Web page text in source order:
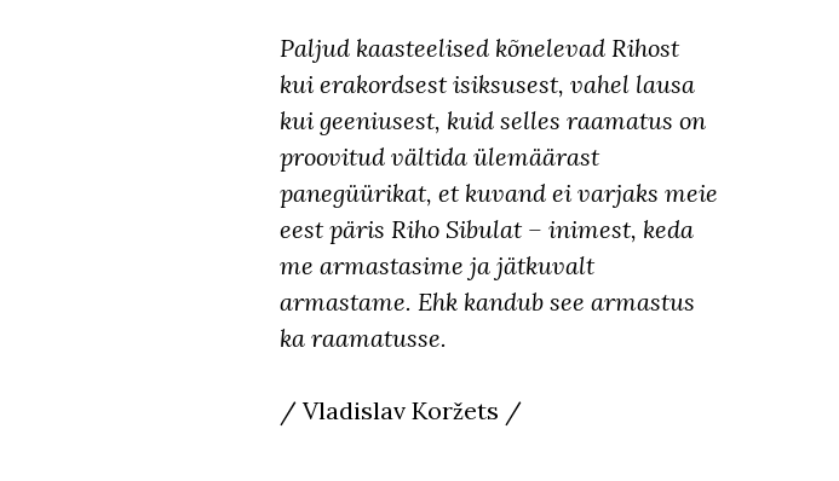
Paljud kaasteelised kõnelevad Rihost
kui erakordsest isiksusest, vahel lausa
kui geeniusest, kuid selles raamatus on
proovitud vältida ülemäärast
panegüürikat, et kuvand ei varjaks meie
eest päris Riho Sibulat – inimest, keda
me armastasime ja jätkuvalt
armastame. Ehk kandub see armastus
ka raamatusse.
/ Vladislav Koržets /